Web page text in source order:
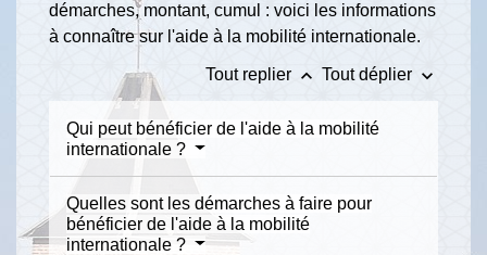
démarches, montant, cumul : voici les informations
à connaître sur l'aide à la mobilité internationale.
Tout replier keyboard_arrow_up Tout déplier keyboard_arrow_down
Qui peut bénéficier de l'aide à la mobilité
internationale ?
Quelles sont les démarches à faire pour
bénéficier de l'aide à la mobilité
internationale ?